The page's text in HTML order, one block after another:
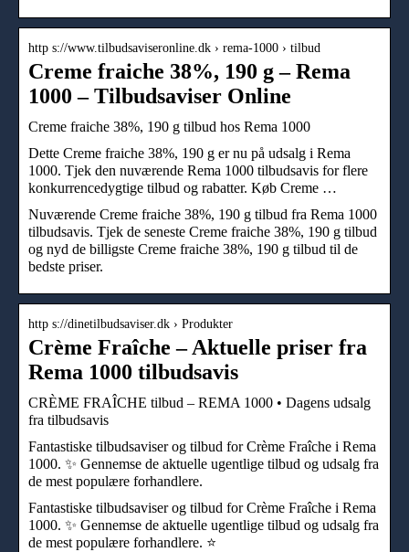
http s://www.tilbudsaviseronline.dk › rema-1000 › tilbud
Creme fraiche 38%, 190 g – Rema
1000 – Tilbudsaviser Online
Creme fraiche 38%, 190 g tilbud hos Rema 1000
Dette Creme fraiche 38%, 190 g er nu på udsalg i Rema
1000. Tjek den nuværende Rema 1000 tilbudsavis for flere
konkurrencedygtige tilbud og rabatter. Køb Creme …
Nuværende Creme fraiche 38%, 190 g tilbud fra Rema 1000
tilbudsavis. Tjek de seneste Creme fraiche 38%, 190 g tilbud
og nyd de billigste Creme fraiche 38%, 190 g tilbud til de
bedste priser.
http s://dinetilbudsaviser.dk › Produkter
Crème Fraîche – Aktuelle priser fra
Rema 1000 tilbudsavis
CRÈME FRAÎCHE tilbud – REMA 1000 • Dagens udsalg
fra tilbudsavis
Fantastiske tilbudsaviser og tilbud for Crème Fraîche i Rema
1000. ✨ Gennemse de aktuelle ugentlige tilbud og udsalg fra
de mest populære forhandlere.
Fantastiske tilbudsaviser og tilbud for Crème Fraîche i Rema
1000. ✨ Gennemse de aktuelle ugentlige tilbud og udsalg fra
de mest populære forhandlere. ⭐